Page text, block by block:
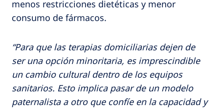
menos restricciones dietéticas y menor
consumo de fármacos.
“Para que las terapias domiciliarias dejen de
ser una opción minoritaria, es imprescindible
un cambio cultural dentro de los equipos
sanitarios. Esto implica pasar de un modelo
paternalista a otro que confíe en la capacidad y